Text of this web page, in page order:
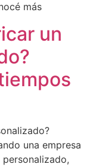
más
un
una empresa